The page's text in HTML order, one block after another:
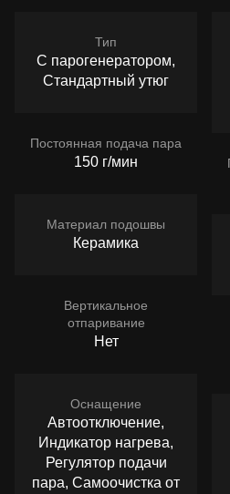
Тип
С парогенератором,
Стандартный утюг
Постоянная подача пара
150 г/мин
Материал подошвы
Керамика
Вертикальное
отпаривание
Нет
Оснащение
Автоотключение,
Индикатор нагрева,
Регулятор подачи
пара, Самоочистка от